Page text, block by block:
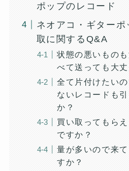
ポップのレコード
ネオアコ・ギター
取に関するQ&A
状態の悪いもの
べて送っても大丈
全て片付けたい
ないレコードも
か？
買い取ってもら
ですか？
量が多いので来
すか？